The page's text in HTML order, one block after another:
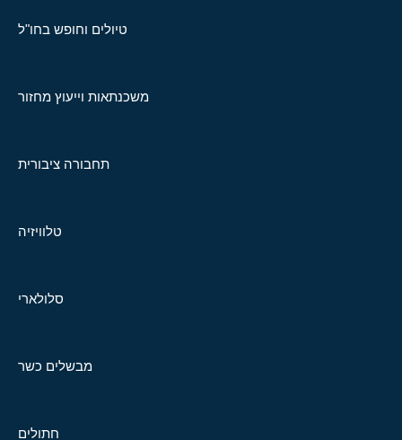
טיולים וחופש בחו"ל
משכנתאות וייעוץ מחזור
תחבורה ציבורית
טלוויזיה
סלולארי
מבשלים כשר
חתולים